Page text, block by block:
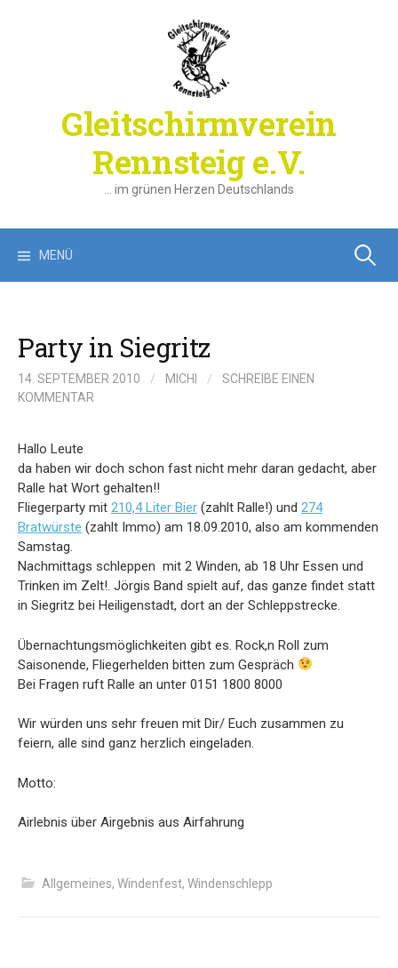
Gleitschirmverein
Rennsteig e.V.
… im grünen Herzen Deutschlands
MENÜ Suchen
Party in Siegritz
14. SEPTEMBER 2010 / MICHI /
SCHREIBE EINEN
KOMMENTAR
Hallo Leute
da haben wir doch schon fast nicht mehr daran gedacht, aber
Ralle hat Wort gehalten!!
Fliegerparty mit 210,4 Liter Bier (zahlt Ralle!) und 274
Bratwürste (zahlt Immo) am 18.09.2010, also am kommenden
Samstag.
Nachmittags schleppen mit 2 Winden, ab 18 Uhr Essen und
Trinken im Zelt!. Jörgis Band spielt auf, das ganze findet statt
in Siegritz bei Heiligenstadt, dort an der Schleppstrecke.
Übernachtungsmöglichkeiten gibt es. Rock,n Roll zum
Saisonende, Fliegerhelden bitten zum Gespräch
Bei Fragen ruft Ralle an unter 0151 1800 8000
Wir würden uns sehr freuen mit Dir/ Euch zusammen zu
feiern, alle sind ganz herzlich eingeladen.
Motto:
Airlebnis über Airgebnis aus Airfahrung
Allgemeines, Windenfest, Windenschlepp